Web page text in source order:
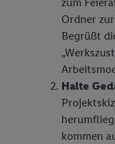
zum
Ordner
Begrüßt
Halte
kommen